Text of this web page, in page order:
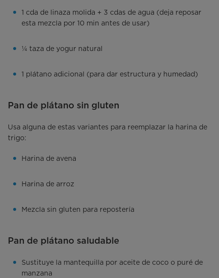
1 cda de linaza molida + 3 cdas de agua (deja reposar
esta mezcla por 10 min antes de usar)
¼ taza de yogur natural
1 plátano adicional (para dar estructura y humedad)
Pan de plátano sin gluten
Usa alguna de estas variantes para reemplazar la harina de
trigo:
Harina de avena
Harina de arroz
Mezcla sin gluten para repostería
Pan de plátano saludable
Sustituye la mantequilla por aceite de coco o puré de
manzana